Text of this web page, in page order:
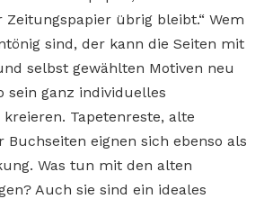
Zeitungspapier übrig bleibt.“ Wem
sind, der kann die Seiten mit
selbst gewählten Motiven neu
sein ganz individuelles
Tapetenreste, alte
Buchseiten eignen sich ebenso als
Was tun mit den alten
Auch sie sind ein ideales